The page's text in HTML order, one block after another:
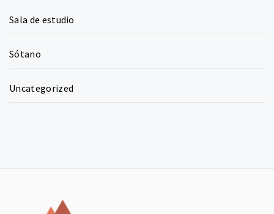
Sala de estudio
Sótano
Uncategorized